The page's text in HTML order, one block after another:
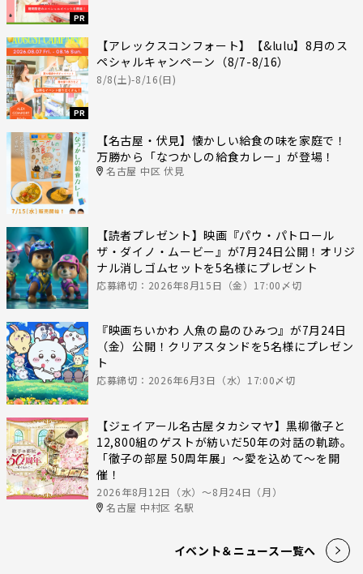
PR
PR
【アレックスコンフォート】【&lulu】8月のス
ペシャルキャンペーン（8/7-8/16）
8/8(土)-8/16(日)
【名古屋・伏見】懐かしい給食の味を家庭で！
万勝から「なつかしの給食カレー」が登場！
名古屋 中区 伏見
【読者プレゼント】映画『パウ・パトロール
ザ・ダイノ・ムービー』が7月24日公開！オリジ
ナル消しゴムセットを5名様にプレゼント
応募締切：2026年8月15日（金）17:00〆切
『映画ちいかわ 人魚の島のひみつ』が7月24日
（金）公開！クリアスタンドを5名様にプレゼン
ト
応募締切：2026年6月3日（水）17:00〆切
【ジェイアール名古屋タカシマヤ】黒柳徹子と
12,800組のゲストが紡いだ50年の対話の軌跡。
「徹子の部屋 50周年展」～愛を込めて～を開
催！
2026年8月12日（水）〜8月24日（月）
名古屋 中村区 名駅
イベント＆ニュース一覧へ